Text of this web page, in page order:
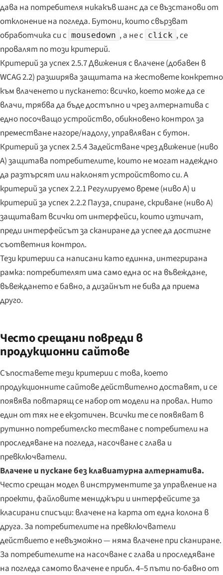
дава на потребителя никакъв шанс да се възстанови от
отклонение на погледа. Бутони, които свързват
обработчика си с mousedown , а не с click , се
провалят по този критерий.
Критерий за успех 2.5.7 Движения с влачене (добавен в
WCAG 2.2) разширява защитата на жестовете конкретно
към влаченето и пускането: всичко, което може да се
влачи, трябва да бъде достъпно и чрез алтернатива с
едно посочващо устройство, обикновено контрол за
преместване нагоре/надолу, управляван с бутон.
Критерий за успех 2.5.4 Задействане чрез движение (ниво
A) защитава потребителите, които не могат надеждно
да разтърсят или наклонят устройството си. А
критерий за успех 2.2.1 Регулируемо време (ниво A) и
критерий за успех 2.2.2 Пауза, спиране, скриване (ниво A)
защитават всички от интерфейси, които изтичат,
преди интерфейсът за сканиране да успее да достигне
съответния контрол.
Тези критерии са написани като единна, интегрирана
рамка: потребителят има само една ос на въвеждане,
въвеждането е бавно, а дизайнът не бива да приема
друго.
Често срещани повреди в
продукционни сайтове
Съпоставете тези критерии с това, което
продукционните сайтове действително доставят, и се
появява повтарящ се набор от модели на провал. Нито
един от тях не е екзотичен. Всички те се появяват в
рутинно потребителско тестване с потребители на
проследяване на погледа, насочване с глава и
превключватели.
Влачене и пускане без клавиатурна алтернатива.
Често срещан модел в инструментите за управление на
проекти, файловите мениджъри и интерфейсите за
класирани списъци: влачене на карта от една колона в
друга. За потребителите на превключватели
действието е невъзможно — няма влачене при сканиране.
За потребителите на насочване с глава и проследяване
на погледа самото влачене е прибл. 4–5 пъти по-бавно от